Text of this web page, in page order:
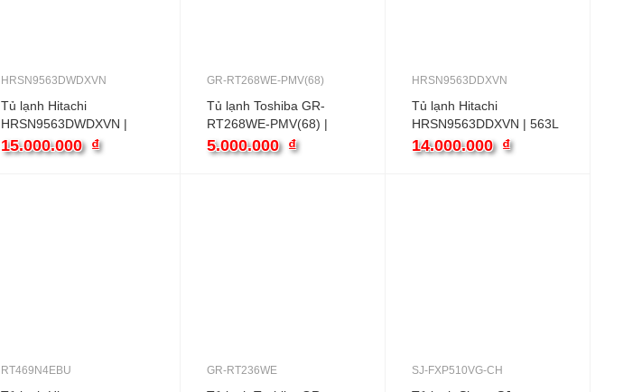
HRSN9563DWDXVN
Tủ lạnh Hitachi
HRSN9563DWDXVN |
560L 2 cánh inverter
15.000.000 ₫
GR-RT268WE-PMV(68)
Tủ lạnh Toshiba GR-
RT268WE-PMV(68) |
222L 2 cánh inverter
5.000.000 ₫
HRSN9563DDXVN
Tủ lạnh Hitachi
HRSN9563DDXVN | 563L
2 cánh inverter
14.000.000 ₫
RT469N4EBU GR-RT236WE SJ-FXP510VG-CH